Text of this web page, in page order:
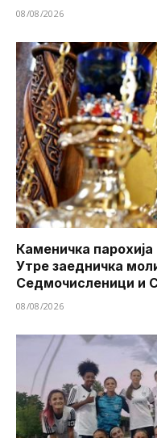
08/08/2026
Каменичка
Утре заедничка
Седмочисленици и
08/08/2026